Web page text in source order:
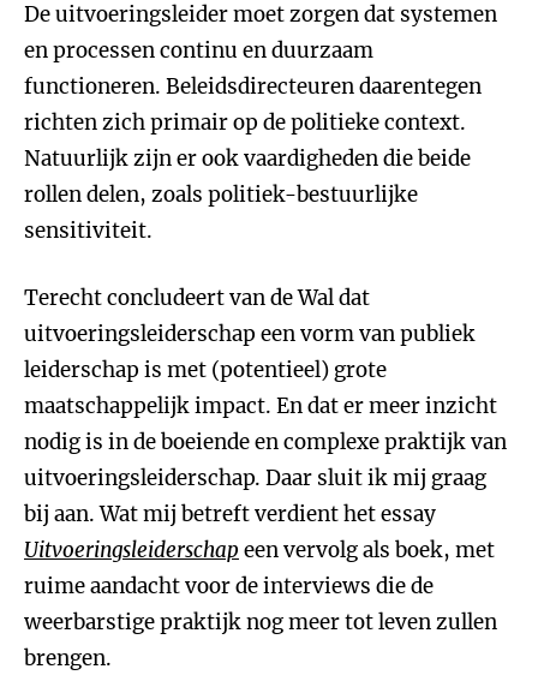
De uitvoeringsleider moet zorgen dat systemen
en processen continu en duurzaam
functioneren. Beleidsdirecteuren daarentegen
richten zich primair op de politieke context.
Natuurlijk zijn er ook vaardigheden die beide
rollen delen, zoals politiek-bestuurlijke
sensitiviteit.
Terecht concludeert van de Wal dat
uitvoeringsleiderschap een vorm van publiek
leiderschap is met (potentieel) grote
maatschappelijk impact. En dat er meer inzicht
nodig is in de boeiende en complexe praktijk van
uitvoeringsleiderschap. Daar sluit ik mij graag
bij aan. Wat mij betreft verdient het essay
Uitvoeringsleiderschap een vervolg als boek, met
ruime aandacht voor de interviews die de
weerbarstige praktijk nog meer tot leven zullen
brengen.